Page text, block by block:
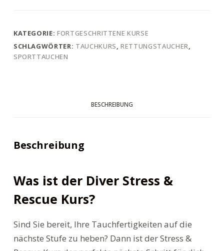
KATEGORIE:FORTGESCHRITTENE KURSE
SCHLAGWÖRTER: TAUCHKURS,RETTUNGSTAUCHER,
SPORTTAUCHEN
BESCHREIBUNG
Beschreibung
Was ist der Diver Stress &
Rescue Kurs?
Sind Sie bereit, Ihre Tauchfertigkeiten auf die
nächste Stufe zu heben? Dann ist der Stress &